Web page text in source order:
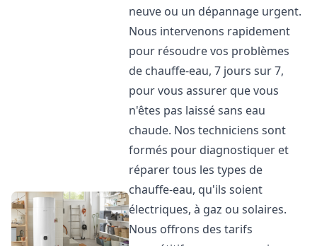
neuve ou un dépannage urgent.
Nous intervenons rapidement
pour résoudre vos problèmes
de chauffe-eau, 7 jours sur 7,
pour vous assurer que vous
n'êtes pas laissé sans eau
chaude. Nos techniciens sont
formés pour diagnostiquer et
réparer tous les types de
chauffe-eau, qu'ils soient
électriques, à gaz ou solaires.
Nous offrons des tarifs